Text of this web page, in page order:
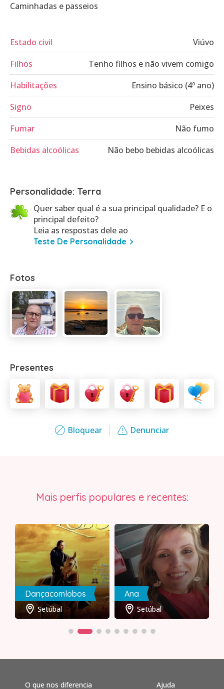
Bloquear Denunciar
Caminhadas e passeios
Estado civil
Viúvo
Filhos
Tenho filhos e não vivem comigo
Habilitações
Ensino básico (4º ano)
Signo
Peixes
Fumar
Não fumo
Bebidas alcoólicas
Não bebo bebidas alcoólicas
Personalidade: Terra
Quer saber qual é a sua principal qualidade? E o
principal defeito?
Leia as respostas dele ao
Teste De Personalidade
Fotos
Presentes
Mais perfis populares e recentes:
Dançacomlobos
Setúbal
Ana
Setúbal
O que nos diferencia Ajuda